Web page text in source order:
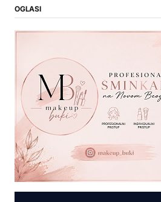
OGLASI